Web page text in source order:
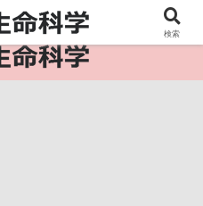
の情報インフラ。
検索